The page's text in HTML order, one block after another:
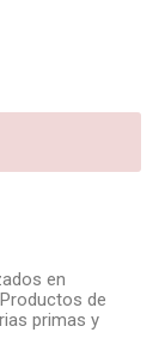
en
de
primas y